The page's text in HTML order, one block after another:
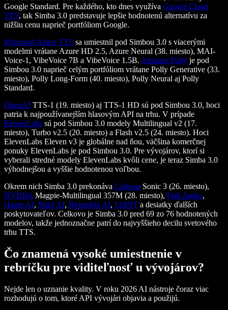
Google Standard. Pre každého, kto dnes využíva Google Cloud
TTS, tak Simba 3.0 predstavuje lepšie hodnotenú alternatívu za
nižšiu cenu naprieč portfóliom Google.
Microsoft Azure TTS sa umiestnil pod Simbou 3.0 s viacerými
modelmi vrátane Azure HD 2.5, Azure Neural (38. miesto), MAI-
Voice-1, VibeVoice 7B a VibeVoice 1.5B. Amazon Polly je pod
Simbou 3.0 naprieč celým portfóliom vrátane Polly Generative (33.
miesto), Polly Long-Form (40. miesto), Polly Neural aj Polly
Standard.
OpenAI TTS-1 (19. miesto) aj TTS-1 HD sú pod Simbou 3.0, hoci
patria k najpoužívanejším hlasovým API na trhu. V prípade
ElevenLabs sú pod Simbou 3.0 modely Multilingual v2 (17.
miesto), Turbo v2.5 (20. miesto) a Flash v2.5 (24. miesto). Hoci
ElevenLabs Eleven v3 je globálne nad ňou, väčšina komerčnej
ponuky ElevenLabs je pod Simbou 3.0. Pre vývojárov, ktorí si
vyberali stredné modely ElevenLabs kvôli cene, je teraz Simba 3.0
výhodnejšou a vyššie hodnotenou voľbou.
Okrem nich Simba 3.0 prekonáva Cartesia Sonic 3 (26. miesto),
NVIDIA Magpie-Multilingual 357M (28. miesto), Fish Audio,
Hume AI, Murf AI, Resemble AI, LMNT a desiatky ďalších
poskytovateľov. Celkovo je Simba 3.0 pred 69 zo 76 hodnotených
modelov, takže jednoznačne patrí do najvyššieho decilu svetového
trhu TTS.
Čo znamená vysoké umiestnenie v
rebríčku pre viditeľnosť u vývojárov?
Nejde len o uznanie kvality. V roku 2026 AI nástroje čoraz viac
rozhodujú o tom, ktoré API vývojári objavia a použijú.